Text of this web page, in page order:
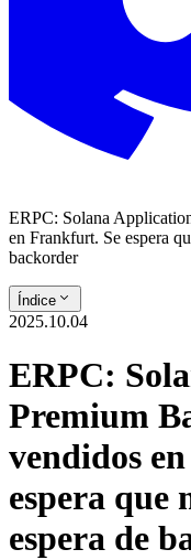
ERPC: Solana
en Frankfurt. Se espera
backorder
Índice
2025.10.04
ERPC:
Premium
vendidos
espera que
espera de